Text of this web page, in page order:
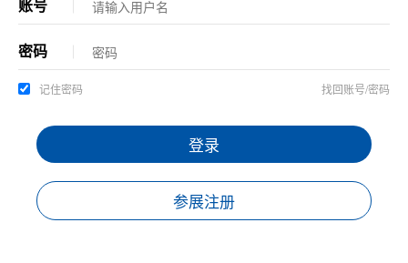
账号
密码
记住密码 找回账号/密码
登录
参展注册